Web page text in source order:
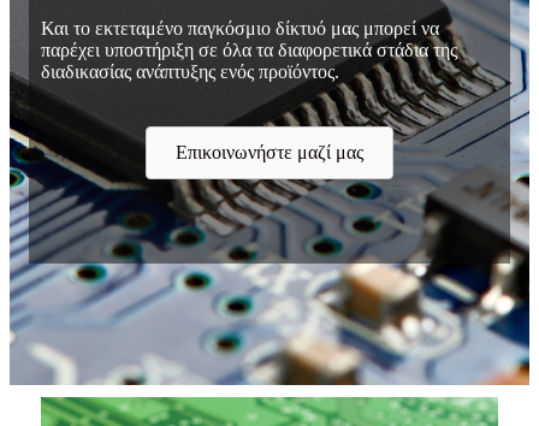
Και το εκτεταμένο παγκόσμιο δίκτυό μας μπορεί να
παρέχει υποστήριξη σε όλα τα διαφορετικά στάδια της
διαδικασίας ανάπτυξης ενός προϊόντος.
Επικοινωνήστε μαζί μας